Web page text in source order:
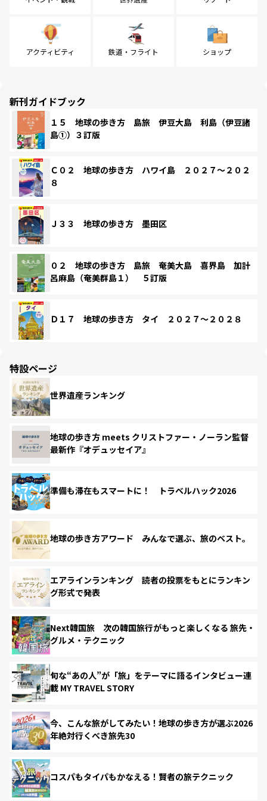
アクティビティ 鉄道・フライト ショップ
新刊ガイドブック
１５ 地球の歩き方 島旅 伊豆大島 利島（伊豆諸
島①）３訂版
Ｃ０２ 地球の歩き方 ハワイ島 ２０２７～２０２
８
Ｊ３３ 地球の歩き方 墨田区
０２ 地球の歩き方 島旅 奄美大島 喜界島 加計
呂麻島（奄美群島１） ５訂版
Ｄ１７ 地球の歩き方 タイ ２０２７～２０２８
特設ページ
世界遺産ランキング
地球の歩き方 meets クリストファー・ノーラン監督
最新作『オデュッセイア』
準備も滞在もスマートに！ トラベルハック2026
地球の歩き方アワード みんなで選ぶ、旅のベスト。
エアラインランキング 読者の投票をもとにランキン
グ形式で発表
Next韓国旅 次の韓国旅行がもっと楽しくなる 旅先・
グルメ・テクニック
旬な“あの人”が「旅」をテーマに語るインタビュー連
載 MY TRAVEL STORY
今、こんな旅がしてみたい！地球の歩き方が選ぶ2026
年絶対行くべき旅先30
コスパもタイパもかなえる！賢者の旅テクニック